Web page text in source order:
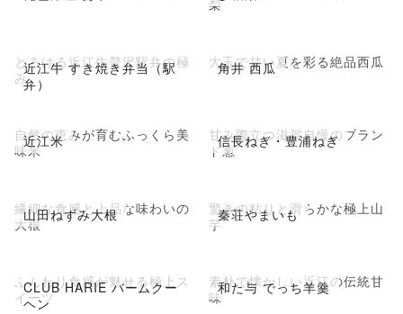
梨
近江牛 すき焼き弁当（駅
弁）
とろける近江牛贅沢駅弁の極
み
角井 西瓜
大玉で甘い夏を彩る絶品西瓜
近江米
自然の恵みが育むふっくら美
味米
信長ねぎ・豊浦ねぎ
甘み際立つ滋賀自慢のブラン
ド葱
山田ねずみ大根
繊細な食感と上品な味わいの
大根
秦荘やまいも
驚きの粘りと滑らかな極上山
芋
CLUB HARIE バームクー
ヘン
ふんわり食感が魅せる極上ス
イーツ
和た与 でっち羊羹
素朴で懐かしい近江の伝統甘
味